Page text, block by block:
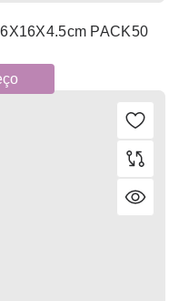
PACK50